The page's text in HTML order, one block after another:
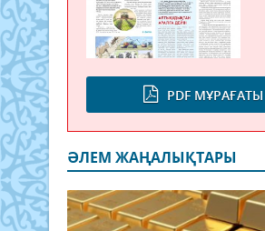
PDF МҰРАҒАТЫ
ӘЛЕМ ЖАҢАЛЫҚТАРЫ